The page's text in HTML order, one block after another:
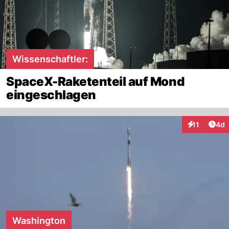
Wissenschaftler:
SpaceX-Raketenteil auf Mond
eingeschlagen
11 4d
Washington